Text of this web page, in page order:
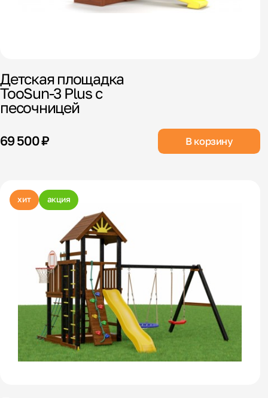
Детская площадка
TooSun-3 Plus с
песочницей
69 500 ₽ В корзину
хит акция